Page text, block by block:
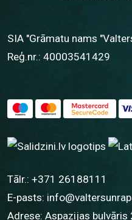
SIA "Grāmatu nams
Reģ.nr.: 40003541429
Tālr.: +371 26188111
E-pasts:
Adrese: Aspazijas bulvāris